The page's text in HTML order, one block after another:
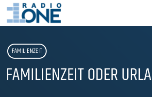
FAMILIENZEIT
FAMILIENZEIT ODER